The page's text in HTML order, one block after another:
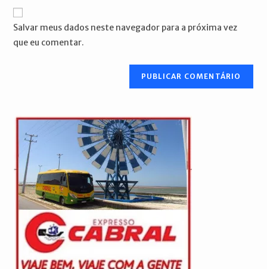
para
comentar
mail
para
comentar
URL
do
site
Salvar meus dados neste navegador para a próxima vez
que eu comentar.